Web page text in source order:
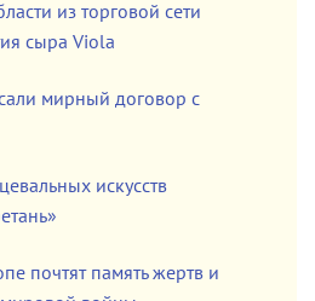
из торговой сети
сыра Viola
мирный договор с
искусств
почтят память жертв и